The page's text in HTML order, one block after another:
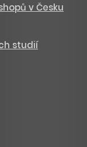
v Česku
studií